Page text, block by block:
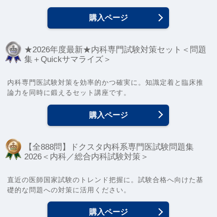
購入ページ
★2026年度最新★内科専門試験対策セット＜問題
集＋Quickサマライズ＞
内科専門医試験対策を効率的かつ確実に。知識定着と臨床推
論力を同時に鍛えるセット講座です。
購入ページ
【全888問】ドクスタ内科系専門医試験問題集
2026＜内科／総合内科試験対策＞
直近の医師国家試験のトレンド把握に。試験合格へ向けた基
礎的な問題への対策に活用ください。
購入ページ